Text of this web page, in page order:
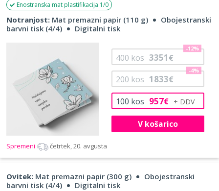
Enostranska mat plastifikacija 1/0
Notranjost: Mat premazni papir (110 g)
Obojestranski
barvni tisk (4/4)
Digitalni tisk
100 kos 957€
200 kos 1833€
-4%
400 kos 3351€
-12%
V košarico
Spremeni četrtek, 20. avgusta
Ovitek: Mat premazni papir (300 g)
Obojestranski
barvni tisk (4/4)
Digitalni tisk